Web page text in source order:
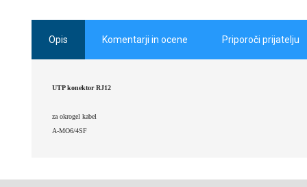
Opis
Komentarji in ocene Priporoči prijatelju
UTP konektor RJ12
za okrogel kabel
A-MO6/4SF